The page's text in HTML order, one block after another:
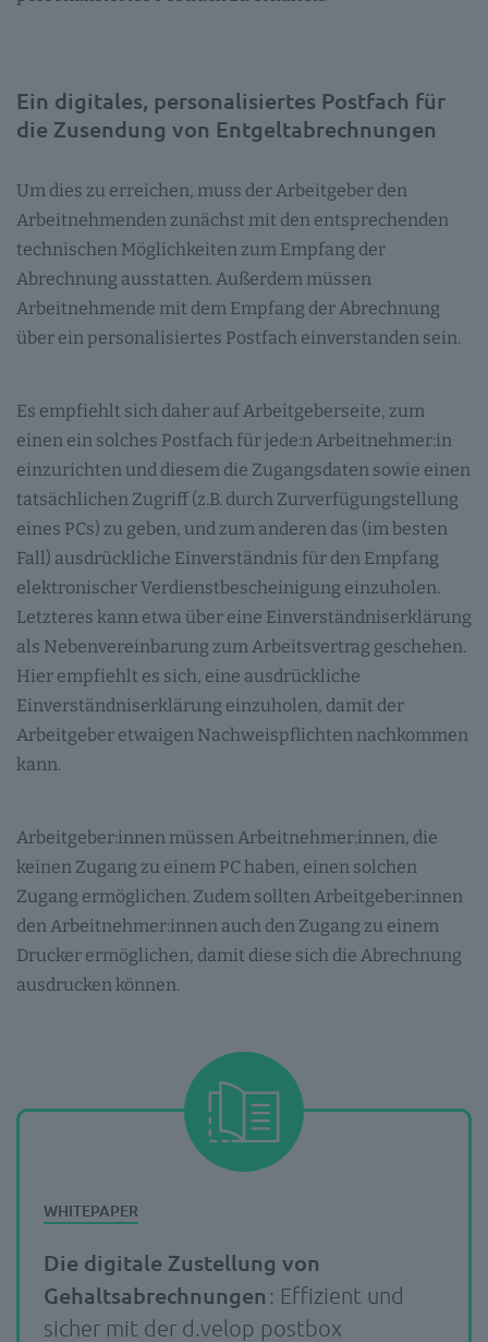
Ein digitales, personalisiertes Postfach für
die Zusendung von Entgeltabrechnungen
Um dies zu erreichen, muss der Arbeitgeber den
Arbeitnehmenden zunächst mit den entsprechenden
technischen Möglichkeiten zum Empfang der
Abrechnung ausstatten. Außerdem müssen
Arbeitnehmende mit dem Empfang der Abrechnung
über ein personalisiertes Postfach einverstanden sein.
Es empfiehlt sich daher auf Arbeitgeberseite, zum
einen ein solches Postfach für jede:n Arbeitnehmer:in
einzurichten und diesem die Zugangsdaten sowie einen
tatsächlichen Zugriff (z.B. durch Zurverfügungstellung
eines PCs) zu geben, und zum anderen das (im besten
Fall) ausdrückliche Einverständnis für den Empfang
elektronischer Verdienstbescheinigung einzuholen.
Letzteres kann etwa über eine Einverständniserklärung
als Nebenvereinbarung zum Arbeitsvertrag geschehen.
Hier empfiehlt es sich, eine ausdrückliche
Einverständniserklärung einzuholen, damit der
Arbeitgeber etwaigen Nachweispflichten nachkommen
kann.
Arbeitgeber:innen müssen Arbeitnehmer:innen, die
keinen Zugang zu einem PC haben, einen solchen
Zugang ermöglichen. Zudem sollten Arbeitgeber:innen
den Arbeitnehmer:innen auch den Zugang zu einem
Drucker ermöglichen, damit diese sich die Abrechnung
ausdrucken können.
Die digitale Zustellung von
Gehaltsabrechnungen : Effizient und
sicher mit der d.velop postbox